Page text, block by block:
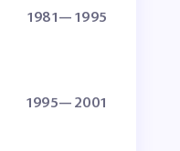
1981— 1995
1995— 2001